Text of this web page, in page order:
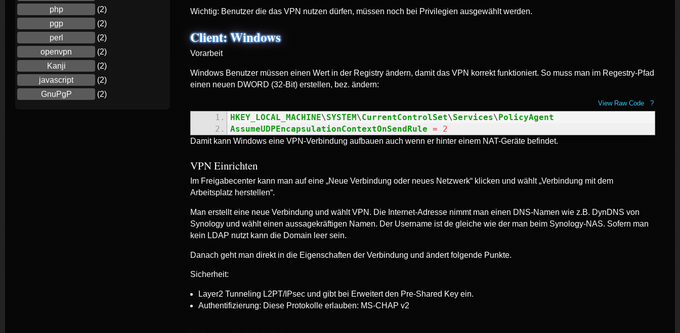
Wichtig: Benutzer die das VPN nutzen dürfen, müssen noch bei Privilegien ausgewählt werden.
Client: Windows
Vorarbeit
Windows Benutzer müssen einen Wert in der Registry ändern, damit das VPN korrekt funktioniert. So muss man im Regestry-Pfad
einen neuen DWORD (32-Bit) erstellen, bez. ändern:
View Raw Code ?
HKEY_LOCAL_MACHINE\SYSTEM\CurrentControlSet\Services\PolicyAgent
AssumeUDPEncapsulationContextOnSendRule = 2
Damit kann Windows eine VPN-Verbindung aufbauen auch wenn er hinter einem NAT-Geräte befindet.
VPN Einrichten
Im Freigabecenter kann man auf eine „Neue Verbindung oder neues Netzwerk“ klicken und wählt „Verbindung mit dem
Arbeitsplatz herstellen“.
Man erstellt eine neue Verbindung und wählt VPN. Die Internet-Adresse nimmt man einen DNS-Namen wie z.B. DynDNS von
Synology und wählt einen aussagekräftigen Namen. Der Username ist de gleiche wie der man beim Synology-NAS. Sofern man
kein LDAP nutzt kann die Domain leer sein.
Danach geht man direkt in die Eigenschaften der Verbindung und ändert folgende Punkte.
Sicherheit:
Layer2 Tunneling L2PT/IPsec und gibt bei Erweitert den Pre-Shared Key ein.
Authentifizierung: Diese Protokolle erlauben: MS-CHAP v2
php
(2)
pgp
(2)
perl
(2)
openvpn
(2)
Kanji
(2)
javascript
(2)
GnuPgP
(2)